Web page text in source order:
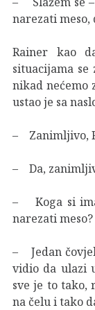
narezati meso,
Rainer kao
situacijama
nikad nećemo
ustao je sa
– Zanimljivo,
– Da,
– Koga si
narezati meso?
– Jedan
vidio da ulazi
sve je to tako,
na čelu i tako